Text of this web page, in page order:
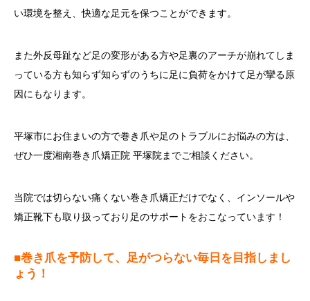
い環境を整え、快適な足元を保つことができます。
また外反母趾など足の変形がある方や足裏のアーチが崩れてしま
っている方も知らず知らずのうちに足に負荷をかけて足が攣る原
因にもなります。
平塚市にお住まいの方で巻き爪や足のトラブルにお悩みの方は、
ぜひ一度湘南巻き爪矯正院 平塚院までご相談ください。
当院では切らない痛くない巻き爪矯正だけでなく、インソールや
矯正靴下も取り扱っており足のサポートをおこなっています！
■巻き爪を予防して、足がつらない毎日を目指しまし
ょう！